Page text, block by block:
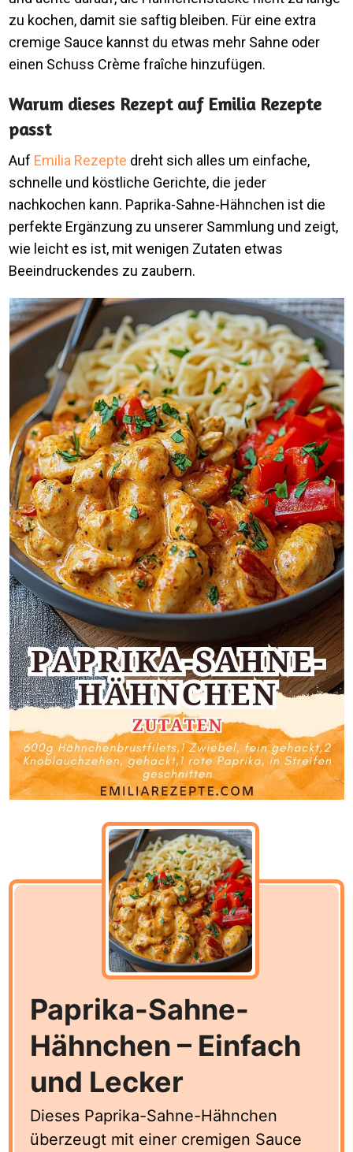
zu kochen, damit sie saftig bleiben. Für eine extra
cremige Sauce kannst du etwas mehr Sahne oder
einen Schuss Crème fraîche hinzufügen.
Warum dieses Rezept auf Emilia Rezepte
passt
Auf Emilia Rezepte dreht sich alles um einfache,
schnelle und köstliche Gerichte, die jeder
nachkochen kann. Paprika-Sahne-Hähnchen ist die
perfekte Ergänzung zu unserer Sammlung und zeigt,
wie leicht es ist, mit wenigen Zutaten etwas
Beeindruckendes zu zaubern.
Paprika-Sahne-
Hähnchen – Einfach
und Lecker
Dieses Paprika-Sahne-Hähnchen
überzeugt mit einer cremigen Sauce